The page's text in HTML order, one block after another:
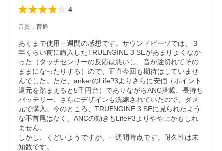
4
音質 ： 普通
あくまで使用一週間の感想です。サウンドピーツでは、３
年くらい前に購入したTRUENGINE 3 SEがあまりよくなか
った（タッチセンサーの反応は悪いし、音が途切れてその
ままになったりする）ので、正直今回も期待はしていませ
んでした。ただ、ankerのLifeP3よりさらに安価（ポイント
還元を踏まえると5千円台）でありながらANC搭載、長持ち
バッテリー、さらにデザインも洗練されていたので、ダメ
元で購入。今のところ、TRUENGINE 3 SEに見られたよう
な不首尾はなく、ANCの効きもLifeP3よりやや上かもしれ
ません。
しかし、くどいようですが、一週間時点です。耐久性は未
知数です。